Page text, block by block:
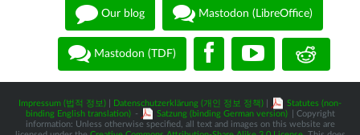
Our blog Mastodon (LibreOffice)
Mastodon (TDF)
Impressum (법적 정보) Datenschutzerklärung (개인 정보 정책)
Statutes (non-
binding English translation) - Satzung (binding German version)
| Copyright
information: Unless otherwise specified, all text and images on this website are